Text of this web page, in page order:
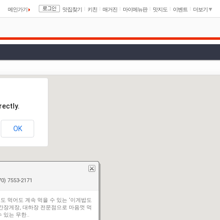
더보기
메인가기 맛집찾기 키친 매거진 마이메뉴판 맛지도 이벤트
7553-2171
먹어도 계속 먹을 수 있는 ‘이게밥도
장게장, 대하장 전문점으로 마음껏 먹
있는 무한..
OK